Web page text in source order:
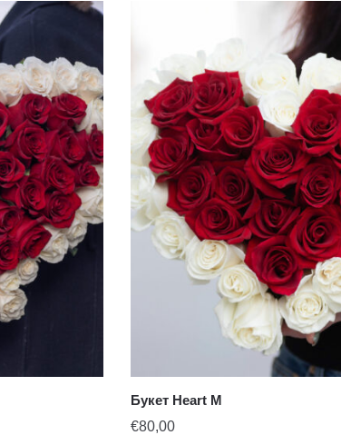
Букет Heart M
€80,00